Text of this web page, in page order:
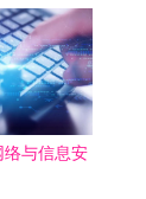
络与信息安